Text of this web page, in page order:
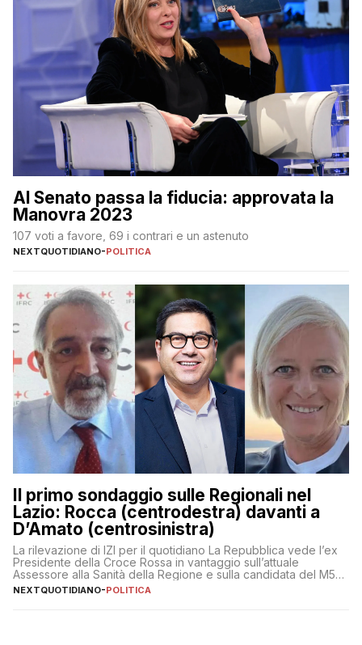
Al Senato passa la fiducia: approvata la
Manovra 2023
107 voti a favore, 69 i contrari e un astenuto
NEXTQUOTIDIANO-POLITICA
Il primo sondaggio sulle Regionali nel
Lazio: Rocca (centrodestra) davanti a
D’Amato (centrosinistra)
La rilevazione di IZI per il quotidiano La Repubblica vede l’ex
Presidente della Croce Rossa in vantaggio sull’attuale
Assessore alla Sanità della Regione e sulla candidata del M5S
Donatella Bianchi
NEXTQUOTIDIANO-POLITICA